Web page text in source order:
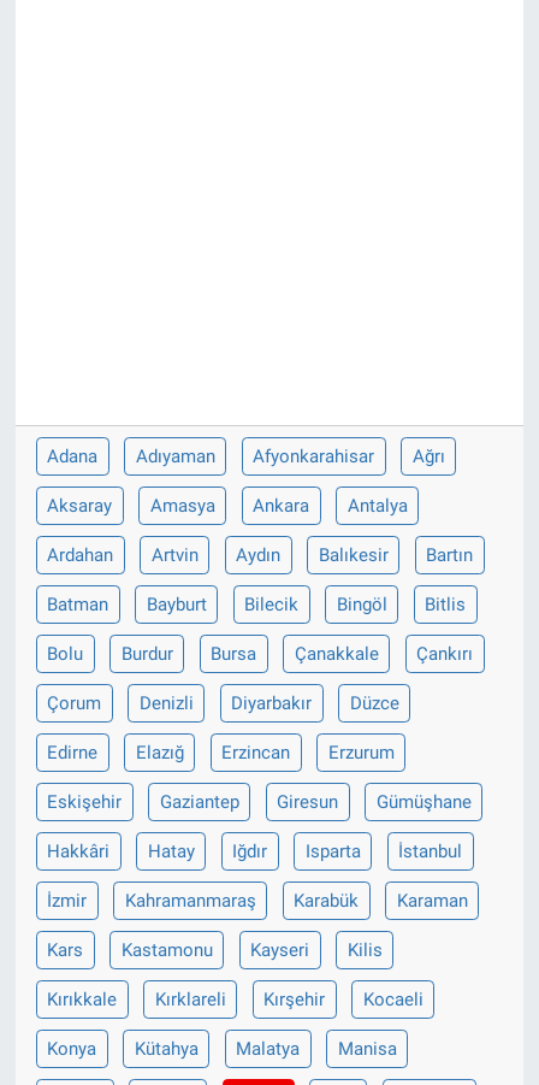
Adana Adıyaman Afyonkarahisar Ağrı
Aksaray Amasya Ankara Antalya
Ardahan Artvin Aydın Balıkesir Bartın
Batman Bayburt Bilecik Bingöl Bitlis
Bolu Burdur Bursa Çanakkale Çankırı
Çorum Denizli Diyarbakır Düzce
Edirne Elazığ Erzincan Erzurum
Eskişehir Gaziantep Giresun Gümüşhane
Hakkâri Hatay Iğdır Isparta İstanbul
İzmir Kahramanmaraş Karabük Karaman
Kars Kastamonu Kayseri Kilis
Kırıkkale Kırklareli Kırşehir Kocaeli
Konya Kütahya Malatya Manisa